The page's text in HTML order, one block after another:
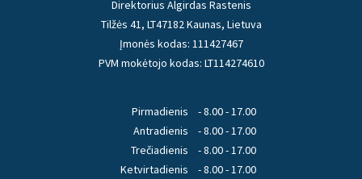
Direktorius Algirdas Rastenis
Tilžės 41, LT47182 Kaunas, Lietuva
Įmonės kodas: 111427467
PVM mokėtojo kodas: LT114274610
Pirmadienis
Antradienis
Trečiadienis
Ketvirtadienis
- 8.00 - 17.00
- 8.00 - 17.00
- 8.00 - 17.00
- 8.00 - 17.00